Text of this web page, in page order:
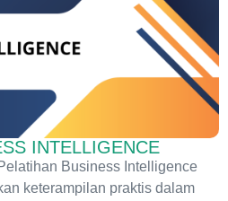
INTELLIGENCE
Business Intelligence
keterampilan praktis dalam